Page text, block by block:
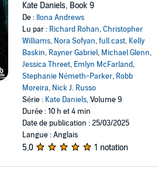
Kate Daniels, Book 9
De : Ilona Andrews
Lu par : Richard Rohan,Christopher
Williams, Nora Sofyan,full cast, Kelly
Baskin, Rayner Gabriel, Michael Glenn,
Jessica Threet, Emlyn McFarland,
Stephanie Németh-Parker, Robb
Moreira, Nick J. Russo
Série : Kate Daniels, Volume 9
Durée : 10 h et 4 min
Date de publication : 25/03/2025
Langue : Anglais
5,0 1 notation